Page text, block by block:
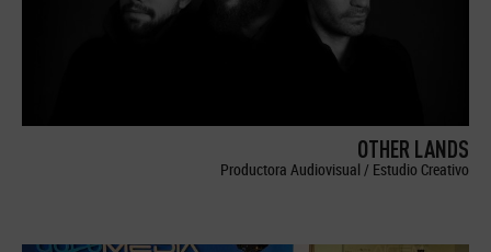
OTHER LANDS
Productora Audiovisual / Estudio Creativo